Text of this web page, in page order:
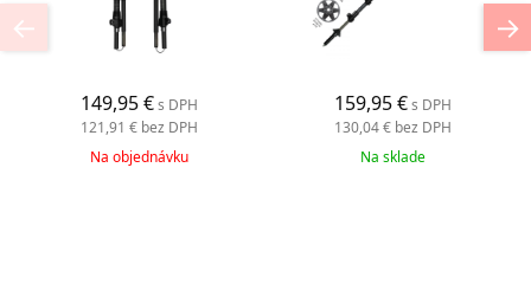
149,95 € s DPH
121,91 € bez DPH
Na objednávku
159,95 € s DPH
130,04 € bez DPH
Na sklade